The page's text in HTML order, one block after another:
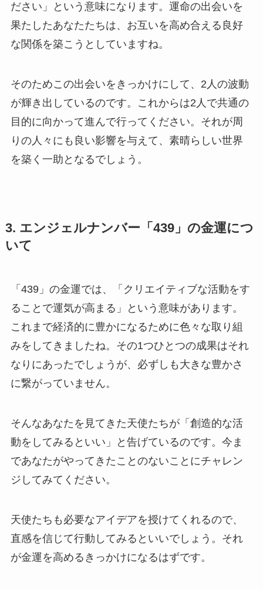
ださい」という意味になります。運命の出会いを
果たしたあなたたちは、お互いを高め合える良好
な関係を築こうとしていますね。
そのためこの出会いをきっかけにして、2人の波動
が輝き出しているのです。これからは2人で共通の
目的に向かって進んで行ってください。それが周
りの人々にも良い影響を与えて、素晴らしい世界
を築く一助となるでしょう。
3. エンジェルナンバー「439」の金運につ
いて
「439」の金運では、「クリエイティブな活動をす
ることで運気が高まる」という意味があります。
これまで経済的に豊かになるために色々な取り組
みをしてきましたね。その1つひとつの成果はそれ
なりにあったでしょうが、必ずしも大きな豊かさ
に繋がっていません。
そんなあなたを見てきた天使たちが「創造的な活
動をしてみるといい」と告げているのです。今ま
であなたがやってきたことのないことにチャレン
ジしてみてください。
天使たちも必要なアイデアを授けてくれるので、
直感を信じて行動してみるといいでしょう。それ
が金運を高めるきっかけになるはずです。